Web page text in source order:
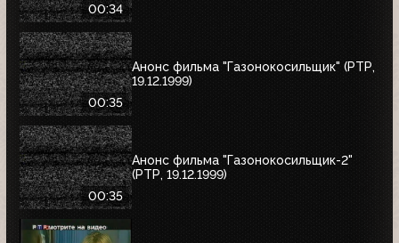
00:34
00:35
Анонс фильма "Газонокосильщик" (РТР,
19.12.1999)
00:35
Анонс фильма "Газонокосильщик-2"
(РТР, 19.12.1999)